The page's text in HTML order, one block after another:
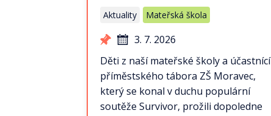
Aktuality Mateřská škola
3. 7. 2026
Děti z naší mateřské školy a účastnící
příměstského tábora ZŠ Moravec,
který se konal v duchu populární
soutěže Survivor, prožili dopoledne